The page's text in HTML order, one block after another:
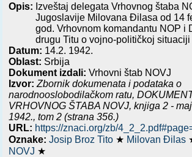
Opis: Izveštaj delegata Vrhovnog štaba
Jugoslavije Milovana Đilasa od 14
god. Vrhovnom komandantu NOP i
drugu Titu o vojno-političkoj
Datum: 14.2. 1942.
Oblast: Srbija
Dokument izdali: Vrhovni štab NOVJ
Izvor: Zbornik dokumenata i podataka o
narodnooslobodilačkom ratu,
VRHOVNOG ŠTABA NOVJ, knjiga 2 -
1942., tom 2 (strana 356.)
URL: https://znaci.org/zb/
Oznake:Josip Broz Tito ★ Milovan Đilas
NOVJ ★